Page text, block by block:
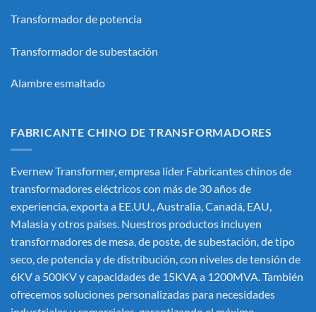
Transformador de potencia
Transformador de subestación
Alambre esmaltado
FABRICANTE CHINO DE TRANSFORMADORES
Evernew Transformer, empresa líder Fabricantes chinos de
transformadores eléctricoscon más de 30 años de
experiencia, exporta a EE.UU., Australia, Canadá, EAU,
Malasia y otros países. Nuestros productos incluyen
transformadores de mesa, de poste, de subestación, de tipo
seco, de potencia y de distribución, con niveles de tensión de
6KV a 500KV y capacidades de 15KVA a 1200MVA. También
ofrecemos soluciones personalizadas para necesidades